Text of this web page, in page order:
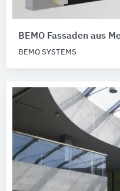
BEMO Fassaden aus
BEMO SYSTEMS